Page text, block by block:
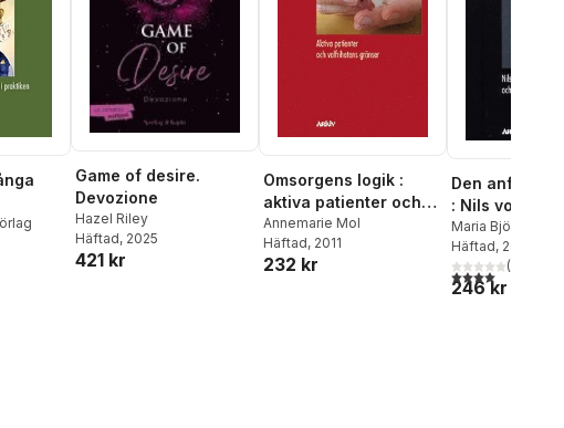
Totalt antal röster:
Game of desire.
Devozione
Hazel Riley
Häftad, 2025
421 kr
Omsorgens logik :
aktiva patienter och
valfrihetens gränser
Annemarie Mol
Häftad, 2011
232 kr
Den anfrätta
: Nils von
eugeniken
Maria Björkman
Häftad, 2011
4,0utav 5(
246 kr